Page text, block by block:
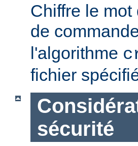
Chiffre le
de
l'algorithme
fichier
sécurité